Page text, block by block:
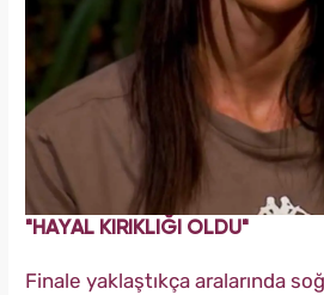
"HAYAL KIRIKLIĞI OLDU"
Finale yaklaştıkça aralarında